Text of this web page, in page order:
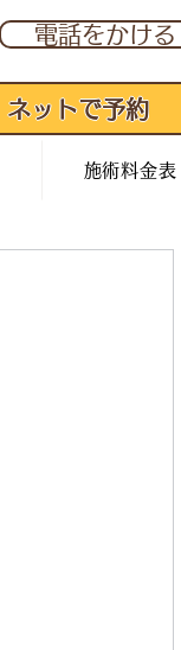
電話をかける
ネットで予約
施術料金表